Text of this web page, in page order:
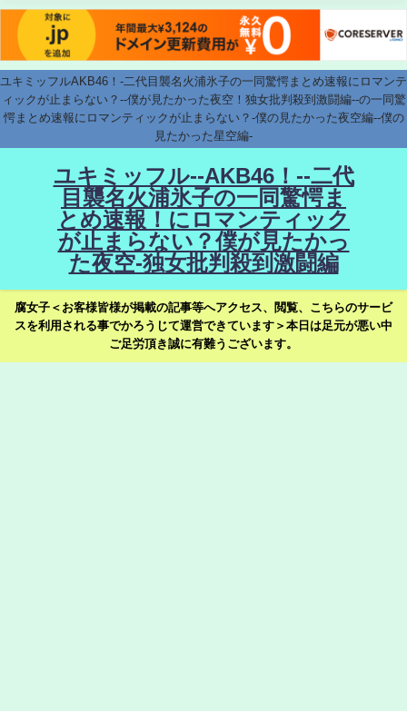
ユキミッフルAKB46！-二代目襲名火浦氷子の一同驚愕まとめ速報にロマンテ
ィックが止まらない？--僕が見たかった夜空！独女批判殺到激闘編--の一同驚
愕まとめ速報にロマンティックが止まらない？-僕の見たかった夜空編--僕の
見たかった星空編-
ユキミッフル--AKB46！--二代
目襲名火浦氷子の一同驚愕ま
とめ速報！にロマンティック
が止まらない？僕が見たかっ
た夜空-独女批判殺到激闘編
腐女子＜お客様皆様が掲載の記事等へアクセス、閲覧、こちらのサービ
スを利用される事でかろうじて運営できています＞本日は足元が悪い中
ご足労頂き誠に有難うございます。